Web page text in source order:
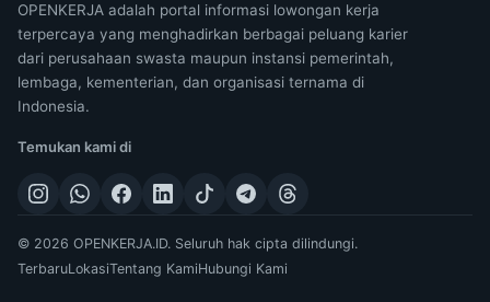
OPENKERJA adalah portal informasi lowongan kerja
terpercaya yang menghadirkan berbagai peluang karier
dari perusahaan swasta maupun instansi pemerintah,
lembaga, kementerian, dan organisasi ternama di
Indonesia.
Temukan kami di
© 2026 OPENKERJA.ID. Seluruh hak cipta dilindungi.
TerbaruLokasiTentang KamiHubungi Kami